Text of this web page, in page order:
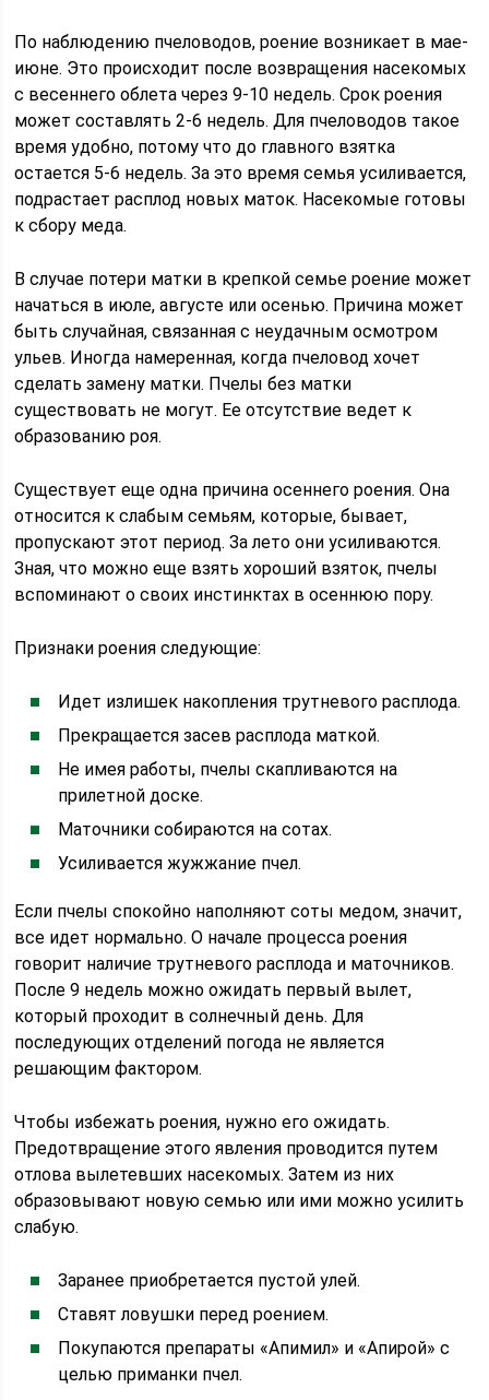
По наблюдению пчеловодов, роение возникает в мае-
июне. Это происходит после возвращения насекомых
с весеннего облета через 9-10 недель. Срок роения
может составлять 2-6 недель. Для пчеловодов такое
время удобно, потому что до главного взятка
остается 5-6 недель. За это время семья усиливается,
подрастает расплод новых маток. Насекомые готовы
к сбору меда.
В случае потери матки в крепкой семье роение может
начаться в июле, августе или осенью. Причина может
быть случайная, связанная с неудачным осмотром
ульев. Иногда намеренная, когда пчеловод хочет
сделать замену матки. Пчелы без матки
существовать не могут. Ее отсутствие ведет к
образованию роя.
Существует еще одна причина осеннего роения. Она
относится к слабым семьям, которые, бывает,
пропускают этот период. За лето они усиливаются.
Зная, что можно еще взять хороший взяток, пчелы
вспоминают о своих инстинктах в осеннюю пору.
Признаки роения следующие:
Идет излишек накопления трутневого расплода.
Прекращается засев расплода маткой.
Не имея работы, пчелы скапливаются на
прилетной доске.
Маточники собираются на сотах.
Усиливается жужжание пчел.
Если пчелы спокойно наполняют соты медом, значит,
все идет нормально. О начале процесса роения
говорит наличие трутневого расплода и маточников.
После 9 недель можно ожидать первый вылет,
который проходит в солнечный день. Для
последующих отделений погода не является
решающим фактором.
Чтобы избежать роения, нужно его ожидать.
Предотвращение этого явления проводится путем
отлова вылетевших насекомых. Затем из них
образовывают новую семью или ими можно усилить
слабую.
Заранее приобретается пустой улей.
Ставят ловушки перед роением.
Покупаются препараты «Апимил» и «Апирой» с
целью приманки пчел.